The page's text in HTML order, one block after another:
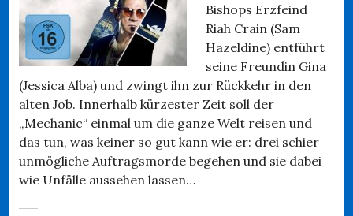
Bishops Erzfeind
Riah Crain (Sam
Hazeldine) entführt
seine Freundin Gina
(Jessica Alba) und zwingt ihn zur Rückkehr in den
alten Job. Innerhalb kürzester Zeit soll der
„Mechanic“ einmal um die ganze Welt reisen und
das tun, was keiner so gut kann wie er: drei schier
unmögliche Auftragsmorde begehen und sie dabei
wie Unfälle aussehen lassen…